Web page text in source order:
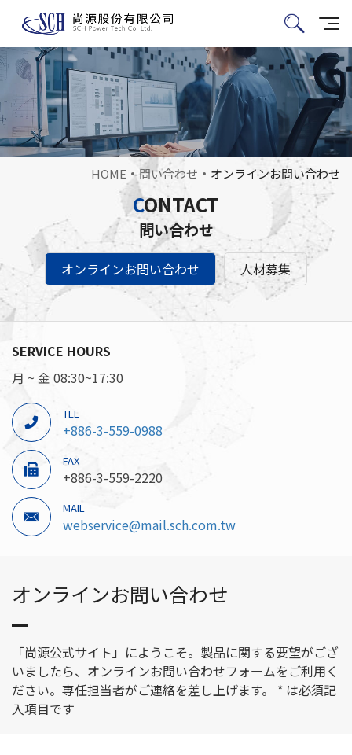
HOME 問い合わせ オンラインお問い合わせ
CONTACT
問い合わせ
オンラインお問い合わせ 人材募集
SERVICE HOURS
月 ~ 金 08:30~17:30
TEL
+886-3-559-0988
FAX
+886-3-559-2220
MAIL
webservice@mail.sch.com.tw
オンラインお問い合わせ
「尚源公式サイト」にようこそ。製品に関する要望がござ
いましたら、オンラインお問い合わせフォームをご利用く
ださい。専任担当者がご連絡を差し上げます。 * は必須記
入項目です